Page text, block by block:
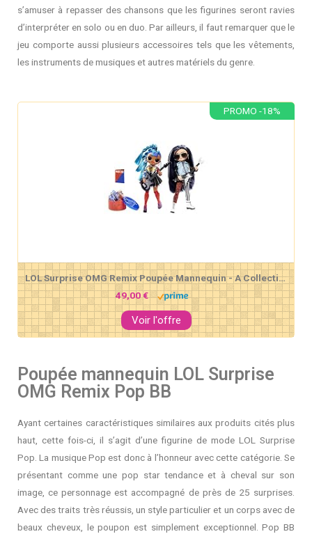
s’amuser à repasser des chansons que les figurines seront ravies
d’interpréter en solo ou en duo. Par ailleurs, il faut remarquer que le
jeu comporte aussi plusieurs accessoires tels que les vêtements,
les instruments de musiques et autres matériels du genre.
PROMO -18%
LOL Surprise OMG Remix Poupée Mannequin - A Collectionner - Vêtements de Mode & Accessoires - Rocker Boi & Punk Grrl - 2 Paquets
49,00 €
Voir l'offre
Poupée mannequin LOL Surprise
OMG Remix Pop BB
Ayant certaines caractéristiques similaires aux produits cités plus
haut, cette fois-ci, il s’agit d’une figurine de mode LOL Surprise
Pop. La musique Pop est donc à l’honneur avec cette catégorie. Se
présentant comme une pop star tendance et à cheval sur son
image, ce personnage est accompagné de près de 25 surprises.
Avec des traits très réussis, un style particulier et un corps avec de
beaux cheveux, le poupon est simplement exceptionnel. Pop BB